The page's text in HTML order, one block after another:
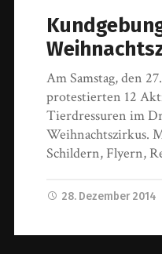
Am Samstag, den
protestierten 12
Tierdressuren im
Weihnachtszirkus.
Schildern, Flyern,
28. Dezember 2014